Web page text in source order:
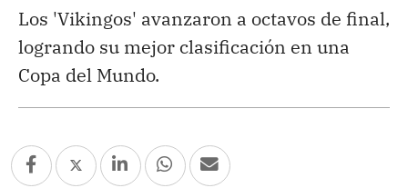
Los 'Vikingos' avanzaron a octavos de final,
logrando su mejor clasificación en una
Copa del Mundo.